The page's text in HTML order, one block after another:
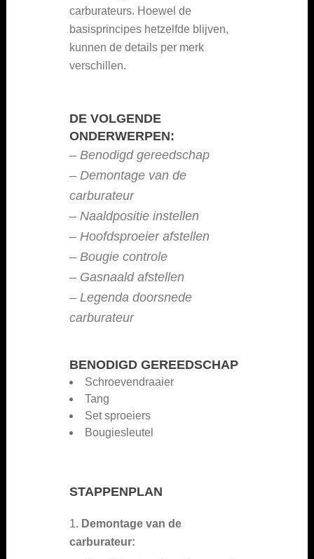
carburateurs. Hoewel de
basisprincipes hetzelfde blijven,
kunnen de details per merk
verschillen.
DE VOLGENDE
ONDERWERPEN:
– Benodigd gereedschap
– Demontage van de
carburateur
– Naaldpositie instellen
– Hoofdsproeier afstellen
– Bougie controle
– Gasnaald afstellen
– Legenda doorsnede
carburateur
BENODIGD GEREEDSCHAP
Schroevendraaier
Tang
Set sproeiers
Bougiesleutel
STAPPENPLAN
1. Demontage van de
carburateur: